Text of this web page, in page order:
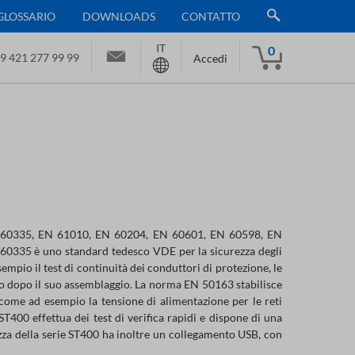
DOWNLOADS CONTATTO
421 277 99 99
IT
Accedi
0
EN 61010, EN 60204, EN 60601, EN 60598, EN
è uno standard tedesco VDE per la sicurezza degli
il test di continuità dei conduttori di protezione, le
il suo assemblaggio. La norma EN 50163 stabilisce
ad esempio la tensione di alimentazione per le reti
effettua dei test di verifica rapidi e dispone di una
della serie ST400 ha inoltre un collegamento USB, con